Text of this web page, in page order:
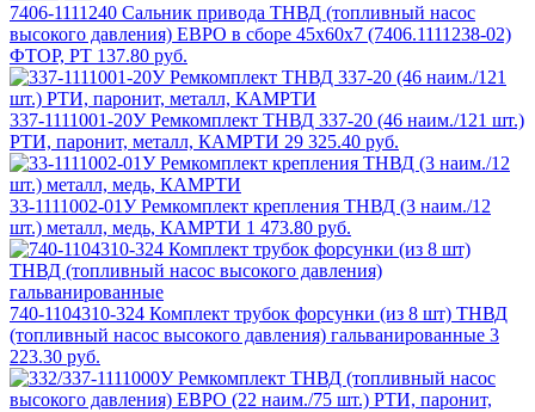
7406-1111240 Сальник привода ТНВД (топливный насос
высокого давления) ЕВРО в сборе 45х60х7 (7406.1111238-02)
ФТОР, РТ 137.80 руб.
337-1111001-20У Ремкомплект ТНВД 337-20 (46 наим./121 шт.)
РТИ, паронит, металл, КАМРТИ 29 325.40 руб.
33-1111002-01У Ремкомплект крепления ТНВД (3 наим./12
шт.) металл, медь, КАМРТИ 1 473.80 руб.
740-1104310-324 Комплект трубок форсунки (из 8 шт) ТНВД
(топливный насос высокого давления) гальванированные 3
223.30 руб.